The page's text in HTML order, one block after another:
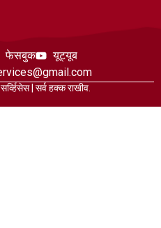
फेसबुक
यूट्यूब
| सर्व हक्क राखीव.